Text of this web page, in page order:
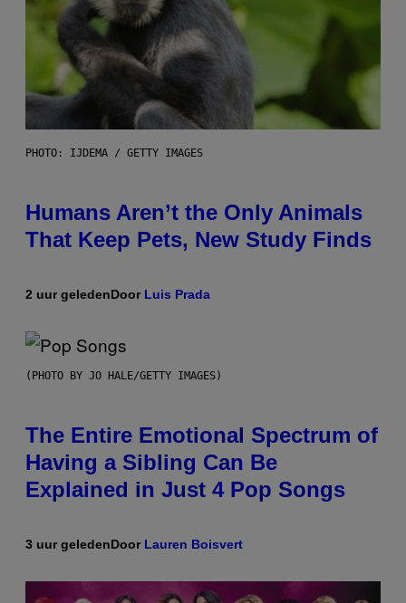
PHOTO: IJDEMA / GETTY IMAGES
Humans Aren’t the Only Animals
That Keep Pets, New Study Finds
2 uur geledenDoor Luis Prada
(PHOTO BY JO HALE/GETTY IMAGES)
The Entire Emotional Spectrum of
Having a Sibling Can Be
Explained in Just 4 Pop Songs
3 uur geledenDoor Lauren Boisvert